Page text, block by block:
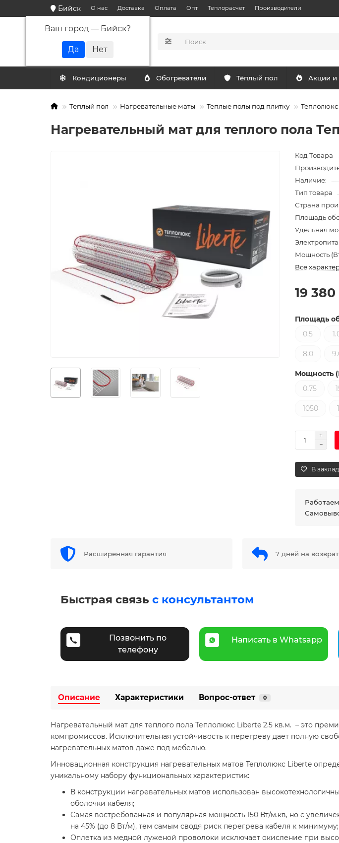
Бийск
Ваш город — Бийск?
О нас Доставка Оплата Опт Теплорасчет Производители
Кондиционеры Обогреватели Тёплый пол Акции и
Теплый пол Нагревательные маты Теплые полы под плитку Теплолюкс
Нагревательный мат для теплого пола
Код Товара
Наличие:
Тип товара
Страна
Площадь
Удельная
Мощность
Все
19 380
Площадь
0.5
8.0
Мощность
0.75
1050
В
Расширенная гарантия 7 дней на возврат
Быстрая связь с консультантом
Позвонить по
телефону
Написать в Whatsapp
Описание Характеристики Вопрос-ответ 0
Нагревательный мат для теплого пола Теплолюкс Liberte 2.5 кв.м. – это
компромиссов. Исключительная устойчивость к перегреву дает полную
нагревательных матов даже под мебелью.
Инновационная конструкция нагревательных матов Теплолюкс Liberte
уникальному набору функциональных характеристик:
В конструкции нагревательных матов использован
оболочки кабеля;
Самая востребованная и популярная мощность 150 Вт/м.кв, но с
на 45% (до 8 Вт/м), тем самым сводя риск перегрева кабеля к минимуму;
Оплетка из медной луженой проволоки исключает окисление при